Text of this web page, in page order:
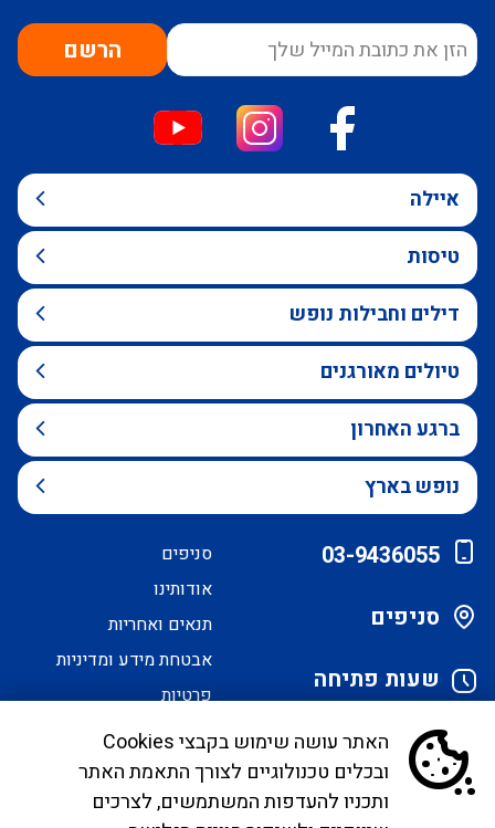
הרשם
איילה
טיסות
דילים וחבילות נופש
טיולים מאורגנים
ברגע האחרון
נופש בארץ
03-9436055
סניפים
שעות פתיחה
סניפים
אודותינו
תנאים ואחריות
אבטחת מידע ומדיניות
פרטיות
הסדרי נגישות
לקוחות יקרים, בימים אלו אנו נערכים ליישם את
האתר עושה שימוש בקבצי Cookies
ובכלים טכנולוגיים לצורך התאמת האתר
ותכניו להעדפות המשתמשים, לצרכים